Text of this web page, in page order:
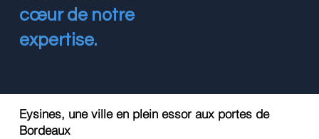
cœur de notre
expertise.
Eysines, une ville en plein essor aux portes de
Bordeaux